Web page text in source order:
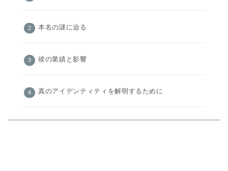
本名の謎に迫る
彼の業績と影響
真のアイデンティティを解明するために